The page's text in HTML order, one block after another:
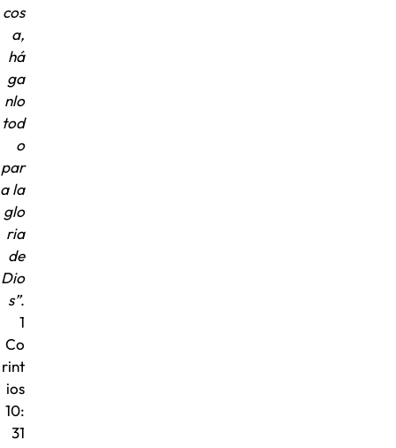
cos
a,
há
ga
nlo
tod
o
par
a la
glo
ria
de
Dio
s”.
1
Co
rint
ios
10:
31